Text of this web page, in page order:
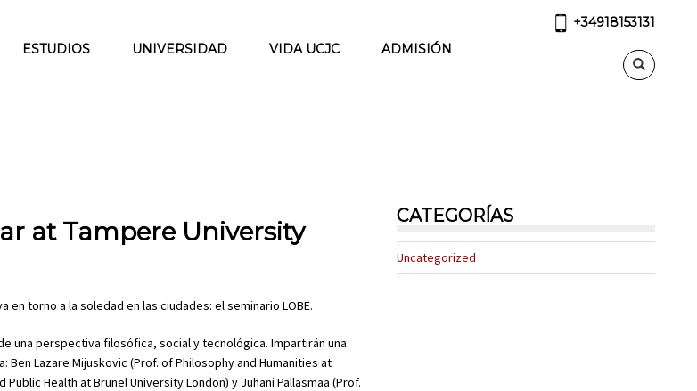
ESTUDIOS UNIVERSIDAD VIDA UCJC ADMISIÓN
+34918153131
at Tampere University
torno a la soledad en las ciudades: el seminario LOBE.
una perspectiva filosófica, social y tecnológica. Impartirán una
Lazare Mijuskovic (Prof. of Philosophy and Humanities at
Health at Brunel University London) y Juhani Pallasmaa (Prof.
CATEGORÍAS
Uncategorized